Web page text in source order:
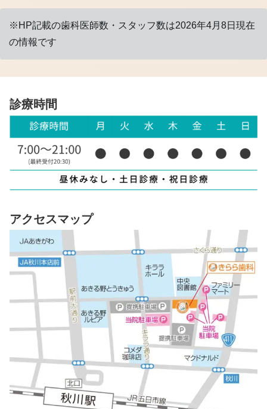
※HP記載の歯科医師数・スタッフ数は2026年4月8日現在
の情報です
診療時間
アクセスマップ